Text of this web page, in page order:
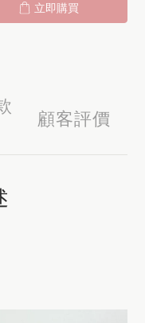
立即購買
顧客評價